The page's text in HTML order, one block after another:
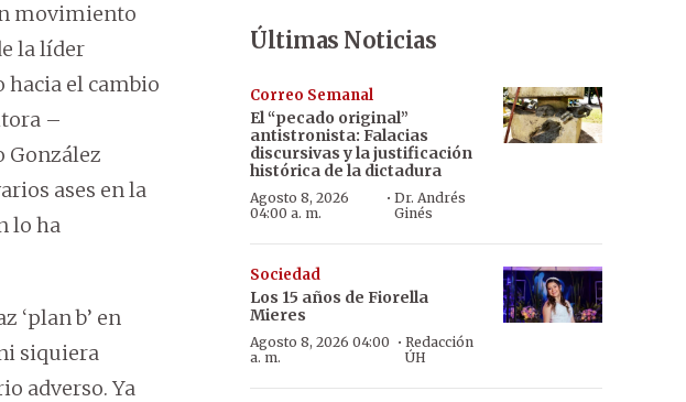
movimiento
la líder
hacia el cambio
–
González
ases en la
lo ha
‘plan b’ en
siquiera
adverso. Ya
Últimas Noticias
Correo Semanal
El “pecado original”
antistronista: Falacias
discursivas y la justificación
histórica de la dictadura
Agosto 8, 2026
04:00 a. m.
·Dr. Andrés
Ginés
Sociedad
Los 15 años de Fiorella
Mieres
Agosto 8, 2026 04:00
a. m.
· Redacción
ÚH